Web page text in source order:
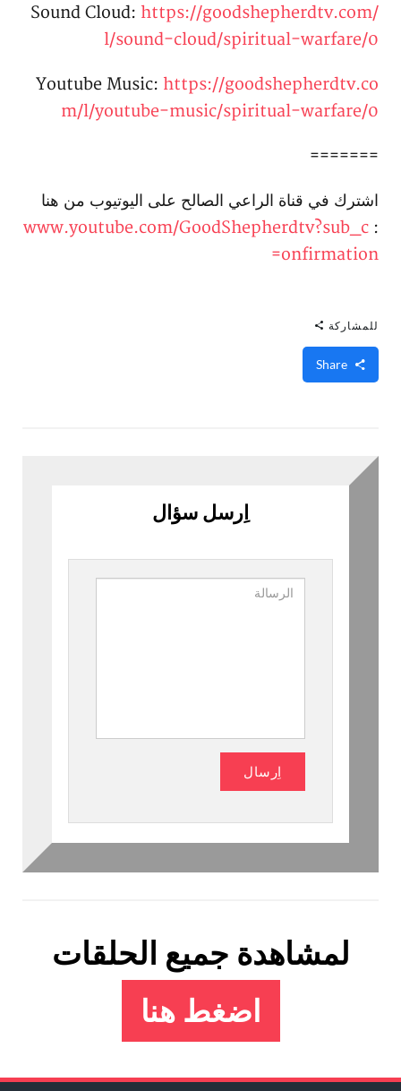
Sound Cloud: https://goodshepherdtv.com/
l/sound-cloud/spiritual-warfare/0
Youtube Music: https://goodshepherdtv.co
m/l/youtube-music/spiritual-warfare/0
=======
اشترك في قناة الراعي الصالح على اليوتيوب من هنا
:
www.youtube.com/GoodShepherdtv?sub_c
onfirmation=
للمشاركة
اِرسل سؤال
لمشاهدة جميع الحلقات
اضغط هنا